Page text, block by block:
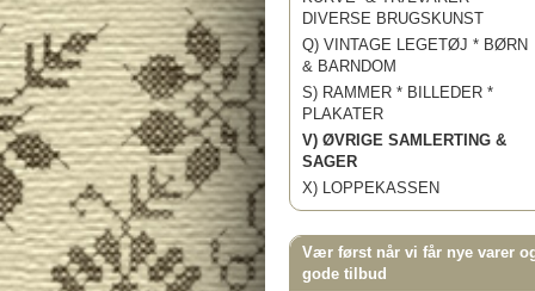
DIVERSE BRUGSKUNST
Q) VINTAGE LEGETØJ * BØRN
& BARNDOM
S) RAMMER * BILLEDER *
PLAKATER
V) ØVRIGE SAMLERTING &
SAGER
X) LOPPEKASSEN
Vær først når vi får nye varer
gode tilbud